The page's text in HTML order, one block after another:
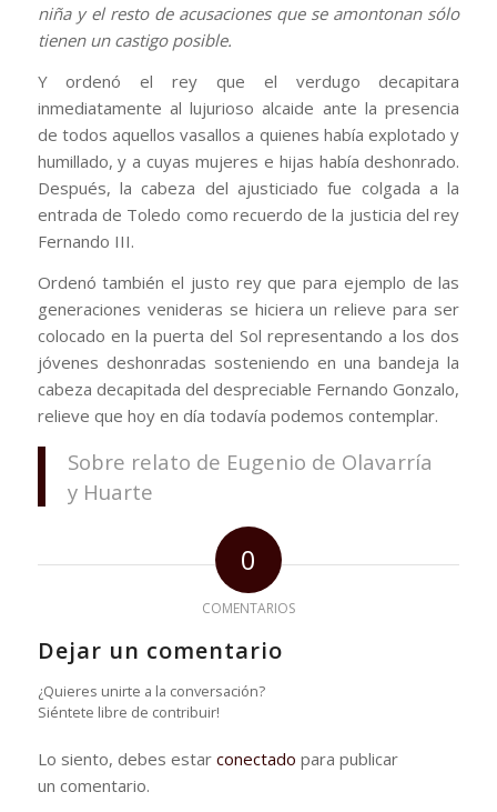
niña y el resto de acusaciones que se amontonan sólo
tienen un castigo posible.
Y ordenó el rey que el verdugo decapitara
inmediatamente al lujurioso alcaide ante la presencia
de todos aquellos vasallos a quienes había explotado y
humillado, y a cuyas mujeres e hijas había deshonrado.
Después, la cabeza del ajusticiado fue colgada a la
entrada de Toledo como recuerdo de la justicia del rey
Fernando III.
Ordenó también el justo rey que para ejemplo de las
generaciones venideras se hiciera un relieve para ser
colocado en la puerta del Sol representando a los dos
jóvenes deshonradas sosteniendo en una bandeja la
cabeza decapitada del despreciable Fernando Gonzalo,
relieve que hoy en día todavía podemos contemplar.
Sobre relato de Eugenio de Olavarría
y Huarte
0
COMENTARIOS
Dejar un comentario
¿Quieres unirte a la conversación?
Siéntete libre de contribuir!
Lo siento, debes estar conectado para publicar
un comentario.